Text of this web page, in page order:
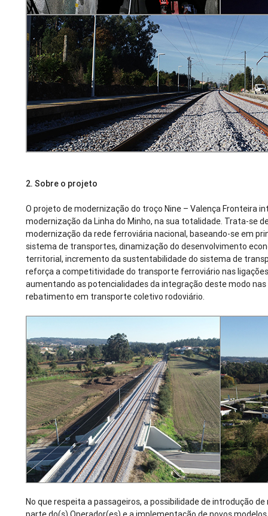
2. Sobre o projeto
O projeto de modernização do troço Nine – Valença Fronteira
modernização da Linha do Minho, na sua totalidade. Trata-se
modernização da rede ferroviária nacional, baseando-se em
sistema de transportes, dinamização do desenvolvimento
territorial, incremento da sustentabilidade do sistema de
reforça a competitividade do transporte ferroviário nas
aumentando as potencialidades da integração deste modo
rebatimento em transporte coletivo rodoviário.
No que respeita a passageiros, a possibilidade de introdução